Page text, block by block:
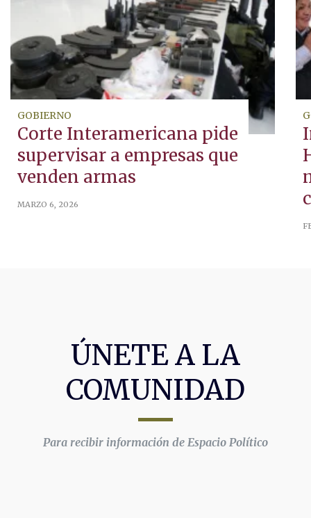
GOBIERNO
Corte Interamericana pide
supervisar a empresas que
venden armas
MARZO 6, 2026
ÚNETE A LA
COMUNIDAD
Para recibir información de Espacio Político